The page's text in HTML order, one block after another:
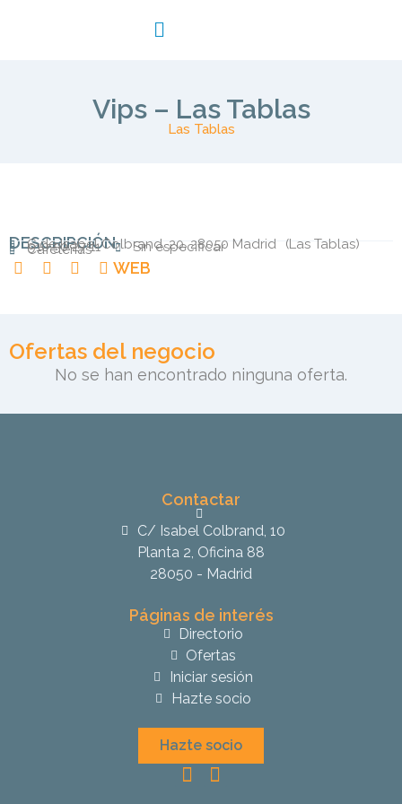
Vips – Las Tablas
Las Tablas
DESCRIPCIÓN
C.de Isabel Colbrand, 20, 28050 Madrid (Las Tablas)
910 50 27 11 Sin especificar
Cafeterias
WEB
Ofertas del negocio
No se han encontrado ninguna oferta.
Contactar
C/ Isabel Colbrand, 10
Planta 2, Oficina 88
28050 - Madrid
Páginas de interés
Directorio
Ofertas
Iniciar sesión
Hazte socio
Hazte socio